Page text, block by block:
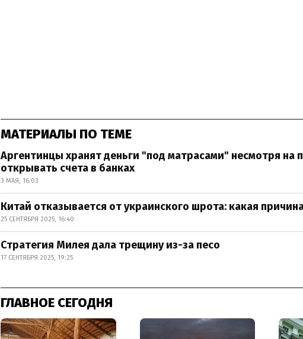
МАТЕРИАЛЫ ПО ТЕМЕ
Аргентинцы хранят деньги "под матрасами" несмотря на
открывать счета в банках
3 МАЯ, 16:03
Китай отказывается от украинского шрота: какая
25 СЕНТЯБРЯ 2025, 16:40
Стратегия Милея дала трещину из-за песо
17 СЕНТЯБРЯ 2025, 19:25
ГЛАВНОЕ СЕГОДНЯ